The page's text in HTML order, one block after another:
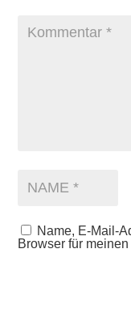
Name, E-Mail-
Browser für